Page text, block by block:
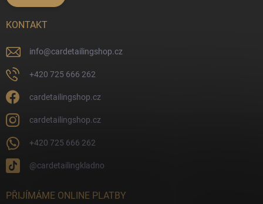
KONTAKT
info@cardetailingshop.cz
+420 725 666 262
cardetailingshop.cz
cardetailingshop.cz
+420 725 666 262
@cardetailingkladno
PŘIJÍMÁME ONLINE PLATBY